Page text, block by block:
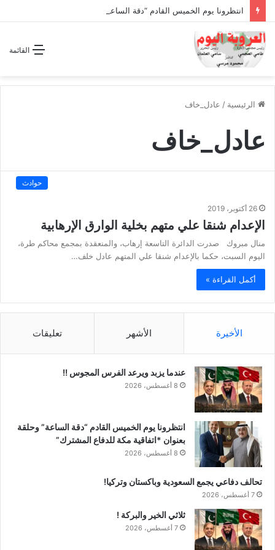
القائمة
الرئيسية / عادل_خاف
عادل_خاف
حوادث
26 أكتوبر، 2019
الإعدام شنقا علي متهم بخلية الوارق الإرهابية
منال مبروك صدرت الدائرة التاسعة إرهاب، والمنعقدة بمجمع محاكم طرة،
اليوم السبت، حكما بالإعدام شنقا علي المتهم عادل خلف…
أكمل القراءة »
الأخيرة الأشهر تعليقات
عندما يزبد ويرعد الفرس المجوس !!
8 أغسطس، 2026
انتظرونا يوم الخميس القادم “دقة الساعة” وحلقة
بعنوان *اتفاقية مكة للدفاع المشترك”
8 أغسطس، 2026
تحالف دفاعي يجمع السعودية وباكستان وتركيا!
7 أغسطس، 2026
ثلاثي الخير والبركة !
7 أغسطس، 2026